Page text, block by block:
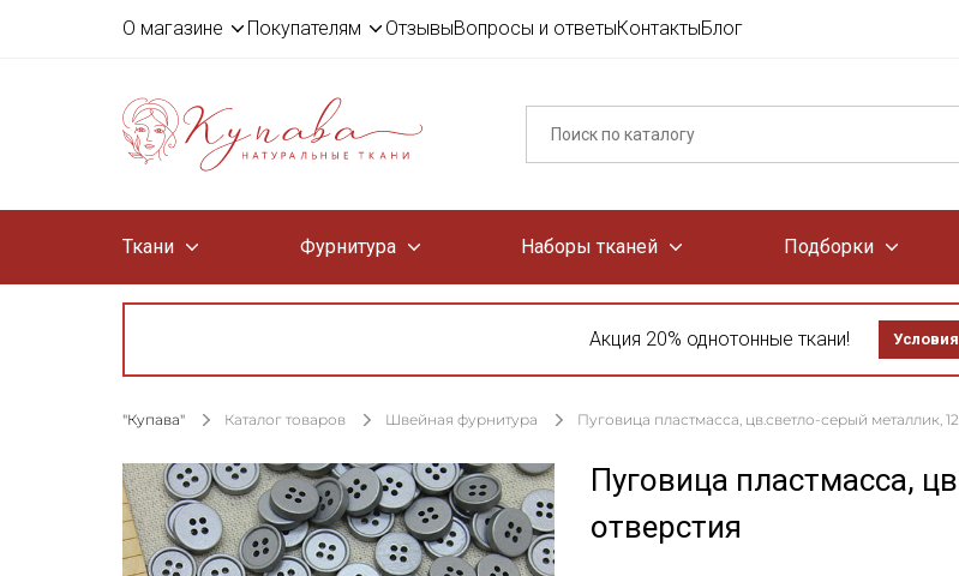
О магазине Покупателям ОтзывыВопросы и ответыКонтактыБлог
Ткани Фурнитура Наборы тканей Подборки
Акция 20% однотонные ткани!
"Купава" Каталог товаров Швейная фурнитура Пуговица пластмасса, цв.светло-серый металлик,
Пуговица пластмасса,
отверстия